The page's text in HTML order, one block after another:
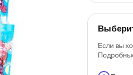
Если вы